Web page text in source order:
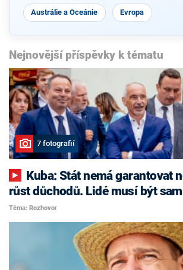
Austrálie a Oceánie Evropa
Nejnovější příspěvky k tématu
7 fotografií
růst důchodů. Lidé musí být
Téma: Rozhovor